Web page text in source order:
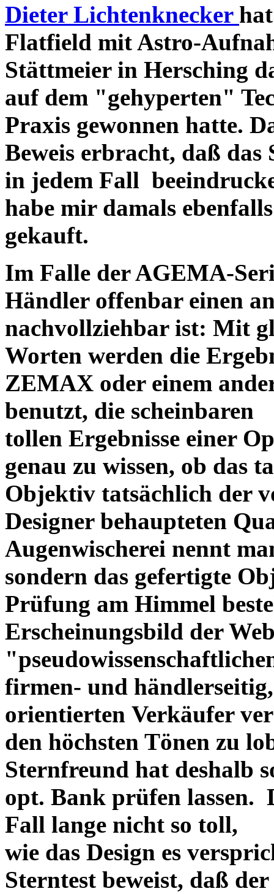
Dieter Lichtenknecker
Flatfield mit Astro-
Stättmeier in Hersching
auf dem "gehyperten"
Praxis gewonnen hatte.
Beweis erbracht, daß das
in jedem Fall
habe mir damals
gekauft.
Im Falle der AGEMA-
Händler offenbar einen
nachvollziehbar ist: Mit
Worten werden die
ZEMAX oder einem
benutzt, die scheinbaren
tollen Ergebnisse einer
genau zu wissen, ob das
Objektiv tatsächlich der
Designer behaupteten
Augenwischerei nennt
sondern das gefertigte
Prüfung am Himmel
Erscheinungsbild der
firmen- und
orientierten Verkäufer
den höchsten Tönen zu
Sternfreund hat deshalb
opt. Bank prüfen lassen.
Fall lange nicht so toll,
wie das Design es
Sterntest beweist, daß